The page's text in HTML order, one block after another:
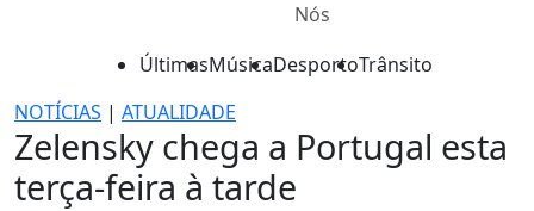
Nós
ÚltimasMúsicaDesportoTrânsito
NOTÍCIAS | ATUALIDADE
Zelensky chega a Portugal esta
terça-feira à tarde